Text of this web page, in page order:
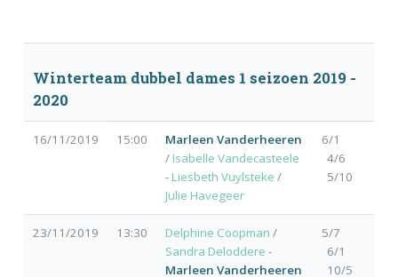
Winterteam dubbel dames 1 seizoen 2019 -
2020
16/11/2019 15:00
Marleen Vanderheeren
/ Isabelle Vandecasteele
- Liesbeth Vuylsteke /
Julie Havegeer
6/1
4/6
5/10
23/11/2019 13:30 Delphine Coopman /
Sandra Deloddere -
Marleen Vanderheeren
5/7
6/1
10/5